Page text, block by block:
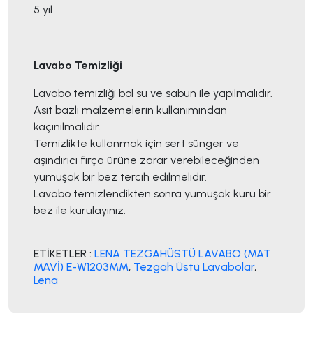
5 yıl
Lavabo Temizliği
Lavabo temizliği bol su ve sabun ile yapılmalıdır.
Asit bazlı malzemelerin kullanımından
kaçınılmalıdır.
Temizlikte kullanmak için sert sünger ve
aşındırıcı fırça ürüne zarar verebileceğinden
yumuşak bir bez tercih edilmelidir.
Lavabo temizlendikten sonra yumuşak kuru bir
bez ile kurulayınız.
ETİKETLER : LENA TEZGAHÜSTÜ LAVABO (MAT
MAVİ) E-W1203MM, Tezgah Üstü Lavabolar,
Lena